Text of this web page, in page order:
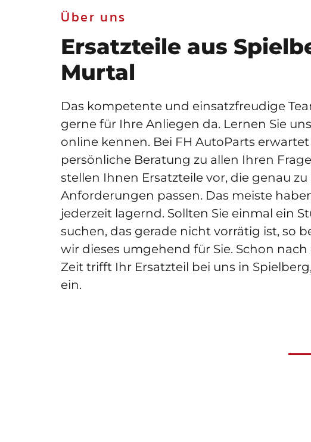
Über uns
Ersatzteile aus
Murtal
Das kompetente und einsatzfreudige
gerne für Ihre Anliegen da. Lernen Sie
online kennen. Bei FH AutoParts erwartet
persönliche Beratung zu allen Ihren
stellen Ihnen Ersatzteile vor, die genau zu
Anforderungen passen. Das meiste
jederzeit lagernd. Sollten Sie einmal ein
suchen, das gerade nicht vorrätig ist, so
wir dieses umgehend für Sie. Schon nach
Zeit trifft Ihr Ersatzteil bei uns in
ein.